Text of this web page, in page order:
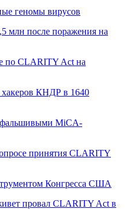
геномы вирусов
млн после поражения на
по CLARITY Act на
хакеров КНДР в 1640
фальшивыми MiCA-
принятия CLARITY
Конгресса США
провал CLARITY Act в